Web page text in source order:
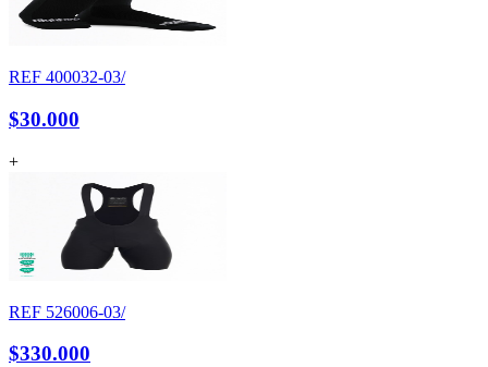
REF 400032-03/
$30.000
+
REF 526006-03/
$330.000